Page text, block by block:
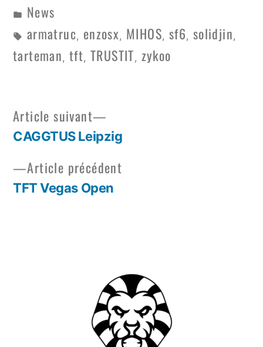
News
armatruc, enzosx, MIHOS, sf6, solidjin,
tarteman,tft, TRUSTIT, zykoo
Article précédent
TFT Vegas Open
Article suivant
CAGGTUS Leipzig